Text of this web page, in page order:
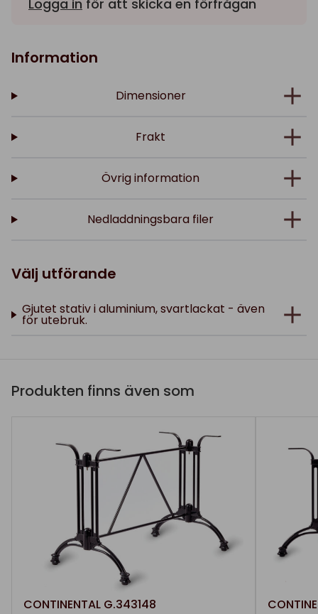
Logga in för att skicka en förfrågan
Information
Dimensioner
Frakt
Övrig information
Nedladdningsbara filer
Välj utförande
Gjutet stativ i aluminium, svartlackat - även
för utebruk.
Produkten finns även som
CONTINENTAL G.343148